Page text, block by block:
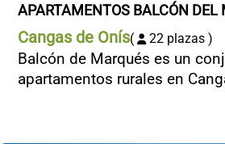
APARTAMENTOS BALCÓN DEL
Cangas de Onís( 22 plazas )
Balcón de Marqués es un
apartamentos rurales en